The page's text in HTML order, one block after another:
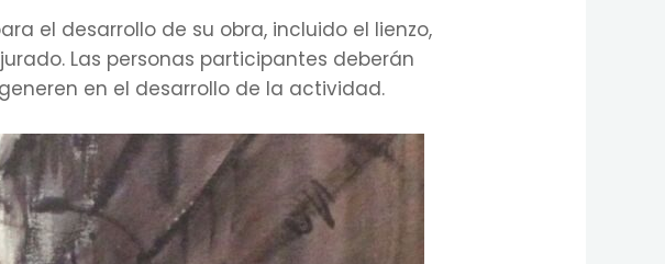
el desarrollo de su obra, incluido el lienzo,
Las personas participantes deberán
en el desarrollo de la actividad.